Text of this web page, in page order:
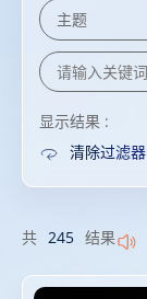
显示结果 :
清除过滤器
共 245 结果